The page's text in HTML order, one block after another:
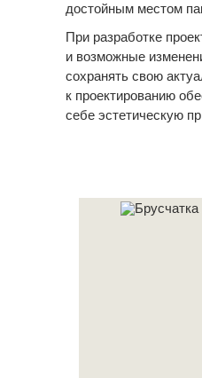
достойным местом
При разработке
и возможные
сохранять свою
к проектированию
себе эстетическую